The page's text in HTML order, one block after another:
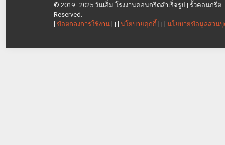
© 2019–2025 วันเอ็ม โรงงานคอนกรีตสำเร็จรูป | รั้วคอนกรีต
Reserved.
ข้อตกลงการใช้งาน ] | [ นโยบายคุกกี้ ] | [ นโยบายข้อมูลส่วน